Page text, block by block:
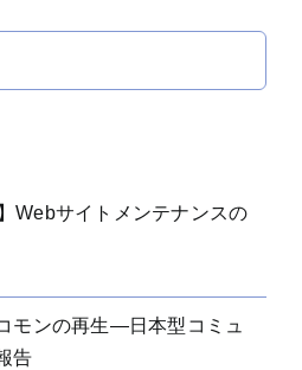
Webサイトメンテナンスの
モンの再生―日本型コミュ
告